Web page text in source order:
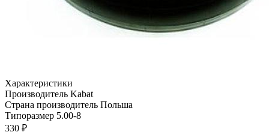
Характеристики
Производитель Kabat
Страна производитель Польша
Типоразмер 5.00-8
330 ₽